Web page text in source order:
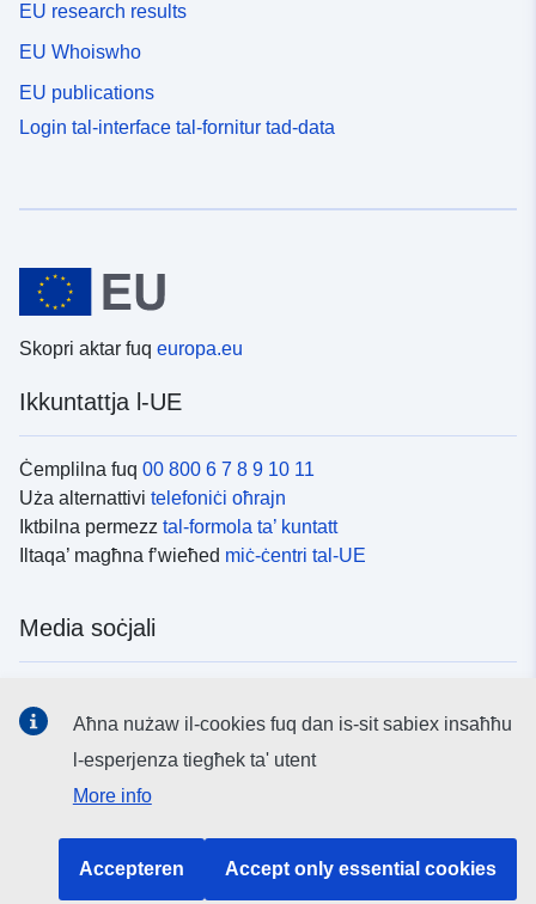
EU research results
EU Whoiswho
EU publications
Login tal-interface tal-fornitur tad-data
Skopri aktar fuq europa.eu
Ikkuntattja l-UE
Ċemplilna fuq 00 800 6 7 8 9 10 11
Uża alternattivi telefoniċi oħrajn
Iktbilna permezz tal-formola ta’ kuntatt
Iltaqa’ magħna f’wieħed miċ-ċentri tal-UE
Media soċjali
L-istituzzjonijiet u l-korpi tal-UE
Aħna nużaw il-cookies fuq dan is-sit sabiex insaħħu
l-esperjenza tiegħek ta' utent
More info
Accepteren Accept only essential cookies